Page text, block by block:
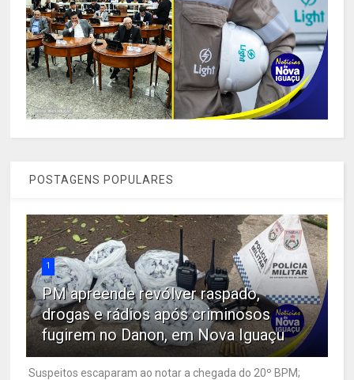
POSTAGENS POPULARES
1
PM apreende revólver raspado,
drogas e rádios após criminosos
fugirem no Danon, em Nova Iguaçu
Suspeitos escaparam ao notar a chegada do 20º BPM;